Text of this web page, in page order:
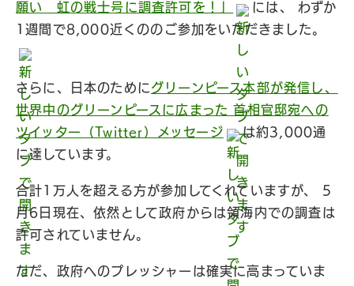
願い 虹の戦士号に調査許可を！」
には、 わずか
1週間で8,000近くののご参加をいただきました。
さらに、日本のために グリーンピース本部が発信し、
世界中のグリーンピースに広まった 首相官邸宛への
ツイッター（Twitter）メッセージ
は約3,000通
に達しています。
合計1万人を超える方が参加してくれていますが、 5
月6日現在、依然として政府からは領海内での調査は
許可されていません。
ただ、政府へのプレッシャーは確実に高まっていま